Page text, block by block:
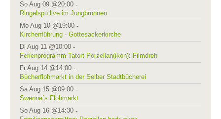
So Aug 09 @20:00 -
Ringelspü live im Jungbrunnen
Mo Aug 10 @19:00 -
Kirchenführung - Gottesackerkirche
Di Aug 11 @10:00 -
Ferienprogramm Tatort Porzellan(ikon): Filmdreh
Fr Aug 14 @14:00 -
Bücherflohmarkt in der Selber Stadtbücherei
Sa Aug 15 @09:00 -
Swenne´s Flohmarkt
So Aug 16 @14:30 -